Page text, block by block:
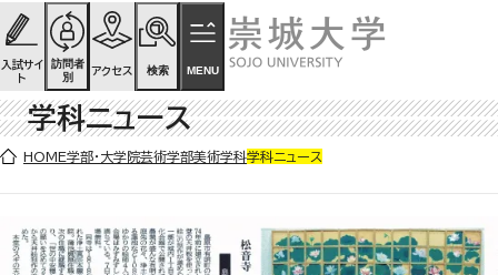
ページの先頭です
ページ内を移動するためのリンク
本文(c)へ
入試サイ
ト
訪問者
別
アクセス 検索 MENU
ここから本文です。
学科ニュース
HOME学部・大学院芸術学部美術学科学科ニュース